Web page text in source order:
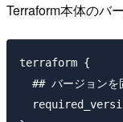
Terraform本体のバ
terraform {
## バージョンを